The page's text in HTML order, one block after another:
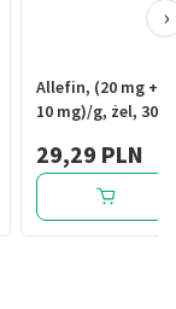
Allefin, (20 mg +
10 mg)/g, żel, 30 g
29,29 PLN
›